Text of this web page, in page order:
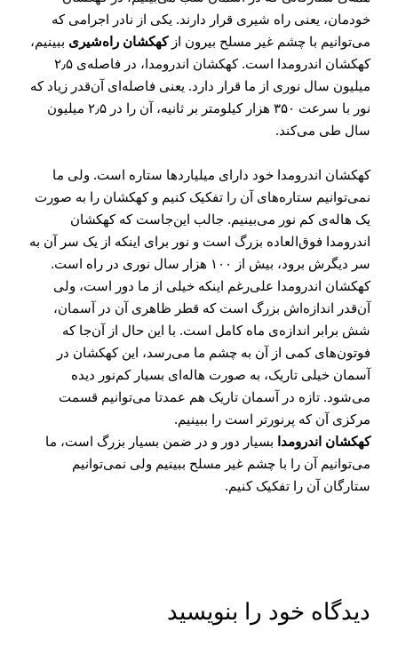
خودمان، یعنی راه شیری قرار دارند. یکی از نادر اجرامی که
می‌توانیم با چشم غیر مسلح بیرون ازکهکشان راه‌شیری ببینیم،
کهکشان اندرومدا است. کهکشان اندرومدا، در فاصله‌ی ۲٫۵
میلیون سال نوری از ما قرار دارد. یعنی فاصله‌ای آن‌قدر زیاد که
نور با سرعت ۳۵۰ هزار کیلومتر بر ثانیه، آن را در ۲٫۵ میلیون
سال طی می‌کند.
کهکشان اندرومدا خود دارای میلیاردها ستاره است. ولی ما
نمی‌توانیم ستاره‌های آن را تفکیک کنیم و کهکشان را به صورت
یک هاله‌ی کم نور می‌بینیم. جالب این‌جاست که کهکشان
اندرومدا فوق‌العاده بزرگ است و نور برای اینکه از یک سر آن به
سر دیگرش برود، بیش از ۱۰۰ هزار سال نوری در راه است.
کهکشان اندرومدا علی‌رغم اینکه خیلی از ما دور است، ولی
آن‌قدر اندازه‌اش بزرگ است که قطر ظاهری آن در آسمان،
شش برابر اندازه‌ی ماه کامل است. با این حال از آن‌جا که
فوتون‌های کمی از آن به چشم ما می‌رسد، این کهکشان در
آسمان خیلی تاریک، به صورت هاله‌ای بسیار کم‌نور دیده
می‌شود. تازه در آسمان تاریک هم عمدتا می‌توانیم قسمت
مرکزی آن که پرنورتر است را ببینیم.
کهکشان اندرومدا بسیار دور و در ضمن بسیار بزرگ است، ما
می‌توانیم آن را با چشم غیر مسلح ببینیم ولی نمی‌توانیم
ستارگان آن را تفکیک کنیم.
دیدگاه‌ خود را بنویسید